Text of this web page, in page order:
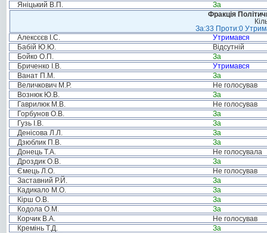
Яніцький В.П.
За
Фракція
За:33 Проти:0
Алексєєв І.С.
Утримався
Бабій Ю.Ю.
Відсутній
Бойко О.П.
За
Бриченко І.В.
Утримався
Ванат П.М.
За
Величкович М.Р.
Не голосував
Вознюк Ю.В.
За
Гаврилюк М.В.
Не голосував
Горбунов О.В.
За
Гузь І.В.
За
Денісова Л.Л.
За
Дзюблик П.В.
За
Донець Т.А.
Не голосувала
Дроздик О.В.
За
Ємець Л.О.
Не голосував
Заставний Р.Й.
За
Кадикало М.О.
За
Кірш О.В.
За
Кодола О.М.
За
Корчик В.А.
Не голосував
Кремінь Т.Д.
За